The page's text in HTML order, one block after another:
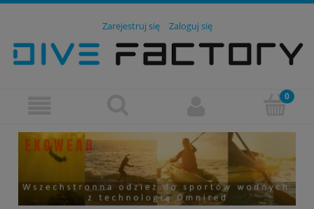
Zarejestruj się Zaloguj się